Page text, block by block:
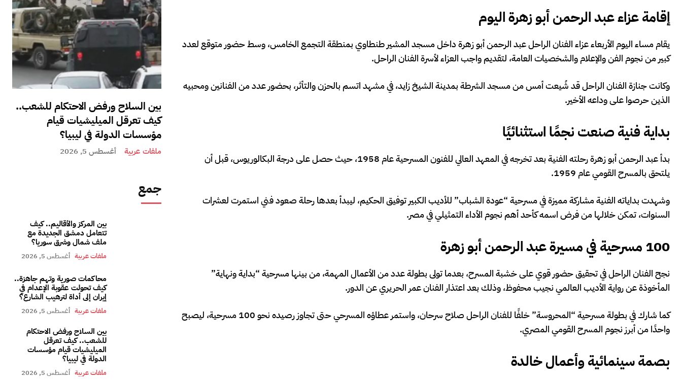
بين السلاح ورفض الاحتكام للشعب..
كيف تعرقل الميليشيات قيام
مؤسسات الدولة في ليبيا؟
ملفات عربية أغسطس 5, 2026
جمع
بين المركز والأقاليم.. كيف
تتعامل دمشق الجديدة مع
ملف شمال وشرق سوريا؟
ملفات عربية أغسطس 5, 2026
محاكمات صورية وتهم جاهزة..
كيف تحولت عقوبة الإعدام في
إيران إلى أداة لترهيب الشارع؟
ملفات عربية أغسطس 5, 2026
بين السلاح ورفض الاحتكام
للشعب.. كيف تعرقل
الميليشيات قيام مؤسسات
الدولة في ليبيا؟
ملفات عربية أغسطس 5, 2026
إقامة عزاء عبد الرحمن أبو زهرة اليوم
يقام مساء اليوم الأربعاء عزاء الفنان الراحل عبد الرحمن أبو زهرة داخل مسجد المشير طنطاوي بمنطقة التجمع الخامس، وسط حضور متوقع لعدد
كبير من نجوم الفن والإعلام والشخصيات العامة، لتقديم واجب العزاء لأسرة الفنان الراحل.
وكانت جنازة الفنان الراحل قد شُيعت أمس من مسجد الشرطة بمدينة الشيخ زايد، في مشهد اتسم بالحزن والتأثر، بحضور عدد من الفنانين ومحبيه
الذين حرصوا على وداعه الأخير.
بداية فنية صنعت نجمًا استثنائيًا
بدأ عبد الرحمن أبو زهرة رحلته الفنية بعد تخرجه في المعهد العالي للفنون المسرحية عام 1958، حيث حصل على درجة البكالوريوس، قبل أن
يلتحق بالمسرح القومي عام 1959.
وشهدت بداياته الفنية مشاركة مميزة في مسرحية “عودة الشباب” للأديب الكبير توفيق الحكيم، ليبدأ بعدها رحلة صعود فني استمرت لعشرات
السنوات، تمكن خلالها من فرض اسمه كأحد أهم نجوم الأداء التمثيلي في مصر.
100 مسرحية في مسيرة عبد الرحمن أبو زهرة
نجح الفنان الراحل في تحقيق حضور قوي على خشبة المسرح، بعدما تولى بطولة عدد من الأعمال المهمة، من بينها مسرحية “بداية ونهاية”
المأخوذة عن رواية الأديب العالمي نجيب محفوظ، وذلك بعد اعتذار الفنان عمر الحريري عن الدور.
كما شارك في بطولة مسرحية “المحروسة” خلفًا للفنان الراحل صلاح سرحان، واستمر عطاؤه المسرحي حتى تجاوز رصيده نحو 100 مسرحية، ليصبح
واحدًا من أبرز نجوم المسرح القومي المصري.
بصمة سينمائية وأعمال خالدة